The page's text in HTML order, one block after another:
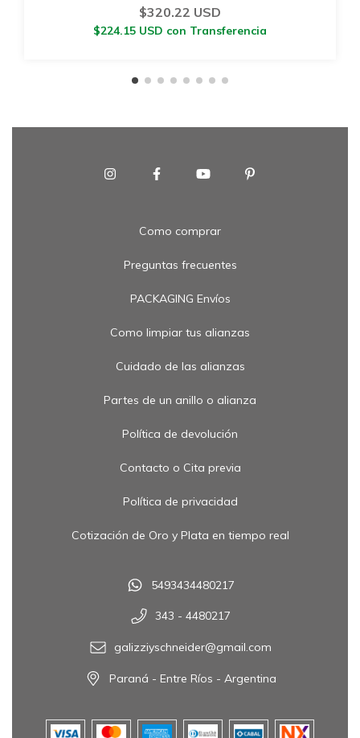
$320.22 USD
$224.15 USD con Transferencia
Como comprar
Preguntas frecuentes
PACKAGING Envíos
Como limpiar tus alianzas
Cuidado de las alianzas
Partes de un anillo o alianza
Política de devolución
Contacto o Cita previa
Política de privacidad
Cotización de Oro y Plata en tiempo real
5493434480217
343 - 4480217
galizziyschneider@gmail.com
Paraná - Entre Ríos - Argentina